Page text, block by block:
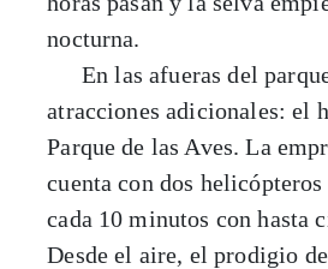
nocturna.
En las afueras del
atracciones adicionales: el
Parque de las Aves. La
cuenta con dos helicópteros
cada 10 minutos con hasta
Desde el aire, el prodigio